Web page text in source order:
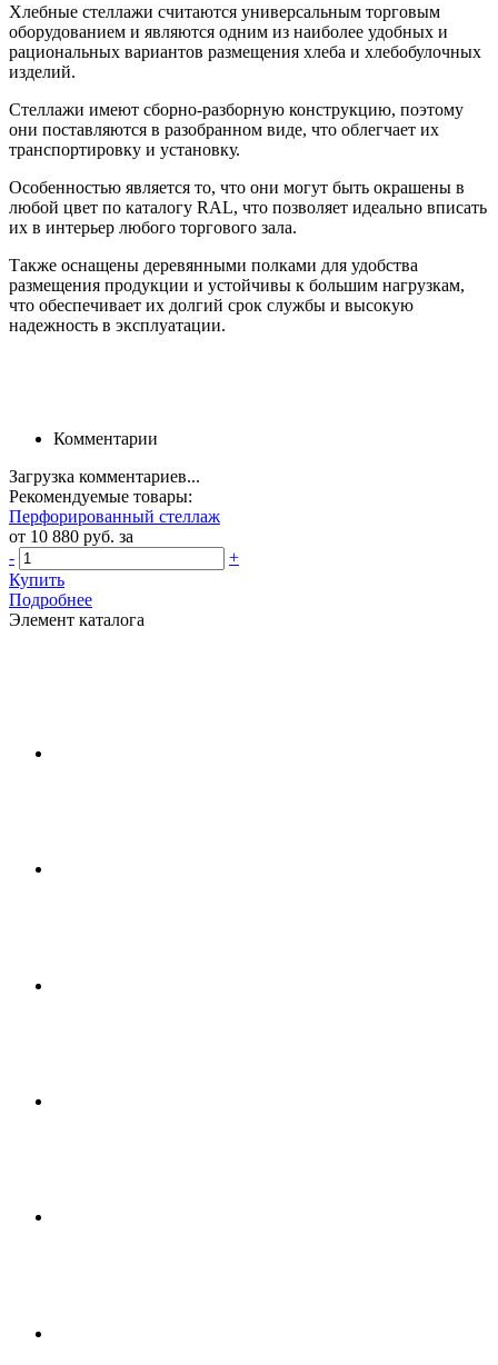
Хлебные стеллажи считаются универсальным торговым
оборудованием и являются одним из наиболее удобных и
рациональных вариантов размещения хлеба и хлебобулочных
изделий.
Стеллажи имеют сборно-разборную конструкцию, поэтому
они поставляются в разобранном виде, что облегчает их
транспортировку и установку.
Особенностью является то, что они могут быть окрашены в
любой цвет по каталогу RAL, что позволяет идеально вписать
их в интерьер любого торгового зала.
Также оснащены деревянными полками для удобства
размещения продукции и устойчивы к большим нагрузкам,
что обеспечивает их долгий срок службы и высокую
надежность в эксплуатации.
Комментарии
Загрузка комментариев...
Рекомендуемые товары:
Перфорированный стеллаж
от 10 880 руб. за
-
+
Купить
Подробнее
Элемент каталога